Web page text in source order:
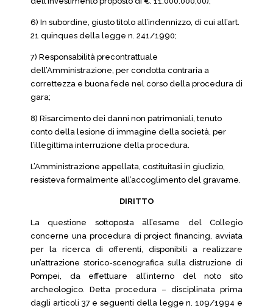
6) In subordine, giusto titolo all’indennizzo, di cui all’art.
21 quinques della legge n. 241/1990;
7) Responsabilità precontrattuale
dell’Amministrazione, per condotta contraria a
correttezza e buona fede nel corso della procedura di
gara;
8) Risarcimento dei danni non patrimoniali, tenuto
conto della lesione di immagine della società, per
l’illegittima interruzione della procedura.
L’Amministrazione appellata, costituitasi in giudizio,
resisteva formalmente all’accoglimento del gravame.
DIRITTO
La questione sottoposta all’esame del Collegio
concerne una procedura di project financing, avviata
per la ricerca di offerenti, disponibili a realizzare
un’attrazione storico-scenografica sulla distruzione di
Pompei, da effettuare all’interno del noto sito
archeologico. Detta procedura – disciplinata prima
dagli articoli 37 e seguenti della legge n. 109/1994 e